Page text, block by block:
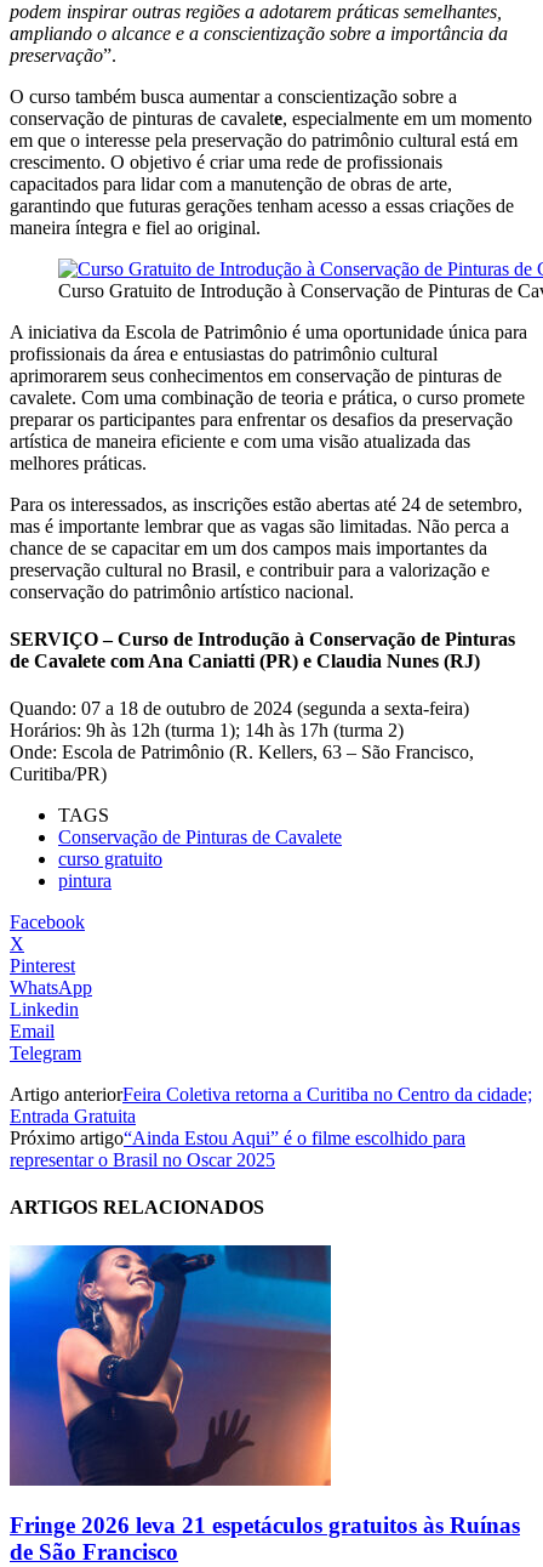
podem inspirar outras regiões a adotarem práticas semelhantes,
ampliando o alcance e a conscientização sobre a importância da
preservação”.
O curso também busca aumentar a conscientização sobre a
conservação de pinturas de cavalete, especialmente em um momento
em que o interesse pela preservação do patrimônio cultural está em
crescimento. O objetivo é criar uma rede de profissionais
capacitados para lidar com a manutenção de obras de arte,
garantindo que futuras gerações tenham acesso a essas criações de
maneira íntegra e fiel ao original.
Curso Gratuito de Introdução à Conservação de Pinturas de
A iniciativa da Escola de Patrimônio é uma oportunidade única para
profissionais da área e entusiastas do patrimônio cultural
aprimorarem seus conhecimentos em conservação de pinturas de
cavalete. Com uma combinação de teoria e prática, o curso promete
preparar os participantes para enfrentar os desafios da preservação
artística de maneira eficiente e com uma visão atualizada das
melhores práticas.
Para os interessados, as inscrições estão abertas até 24 de setembro,
mas é importante lembrar que as vagas são limitadas. Não perca a
chance de se capacitar em um dos campos mais importantes da
preservação cultural no Brasil, e contribuir para a valorização e
conservação do patrimônio artístico nacional.
SERVIÇO – Curso de Introdução à Conservação de Pinturas
de Cavalete com Ana Caniatti (PR) e Claudia Nunes (RJ)
Quando: 07 a 18 de outubro de 2024 (segunda a sexta-feira)
Horários: 9h às 12h (turma 1); 14h às 17h (turma 2)
Onde: Escola de Patrimônio (R. Kellers, 63 – São Francisco,
Curitiba/PR)
TAGS
Conservação de Pinturas de Cavalete
curso gratuito
pintura
Facebook
X
Pinterest
WhatsApp
Linkedin
Email
Telegram
Artigo anteriorFeira Coletiva retorna a Curitiba no Centro da cidade;
Entrada Gratuita
Próximo artigo“Ainda Estou Aqui” é o filme escolhido para
representar o Brasil no Oscar 2025
ARTIGOS RELACIONADOS
Fringe 2026 leva 21 espetáculos gratuitos às Ruínas
de São Francisco